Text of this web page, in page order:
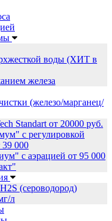
воды (ХИТ в
железа
(железо/марганец/
Standart от 20000 руб.
с регулировкой
39 000
с аэрацией от 95 000
(сероводород)
л